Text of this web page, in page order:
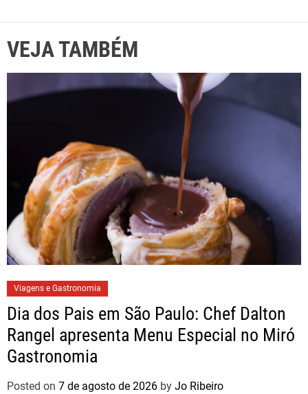
VEJA TAMBÉM
Viagens e Gastronomia
Dia dos Pais em São Paulo: Chef Dalton
Rangel apresenta Menu Especial no Miró
Gastronomia
Posted on 7 de agosto de 2026 by Jo Ribeiro